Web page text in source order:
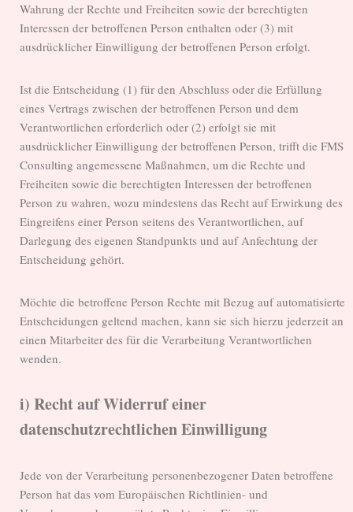
Wahrung der Rechte und Freiheiten sowie der berechtigten
Interessen der betroffenen Person enthalten oder (3) mit
ausdrücklicher Einwilligung der betroffenen Person erfolgt.
Ist die Entscheidung (1) für den Abschluss oder die Erfüllung
eines Vertrags zwischen der betroffenen Person und dem
Verantwortlichen erforderlich oder (2) erfolgt sie mit
ausdrücklicher Einwilligung der betroffenen Person, trifft die FMS
Consulting angemessene Maßnahmen, um die Rechte und
Freiheiten sowie die berechtigten Interessen der betroffenen
Person zu wahren, wozu mindestens das Recht auf Erwirkung des
Eingreifens einer Person seitens des Verantwortlichen, auf
Darlegung des eigenen Standpunkts und auf Anfechtung der
Entscheidung gehört.
Möchte die betroffene Person Rechte mit Bezug auf automatisierte
Entscheidungen geltend machen, kann sie sich hierzu jederzeit an
einen Mitarbeiter des für die Verarbeitung Verantwortlichen
wenden.
i) Recht auf Widerruf einer
datenschutzrechtlichen Einwilligung
Jede von der Verarbeitung personenbezogener Daten betroffene
Person hat das vom Europäischen Richtlinien- und